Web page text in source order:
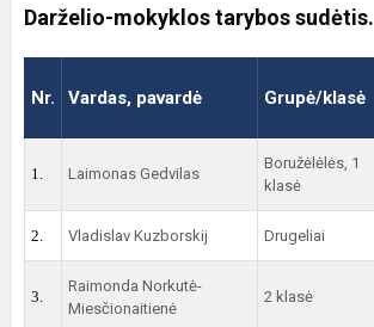
Darželio-mokyklos tarybos sudėtis.
Nr. Vardas, pavardė Grupė/klasė
1. Laimonas Gedvilas
Boružėlėlės, 1
klasė
2. Vladislav Kuzborskij Drugeliai
3.
Raimonda Norkutė-
Miesčionaitienė
2 klasė